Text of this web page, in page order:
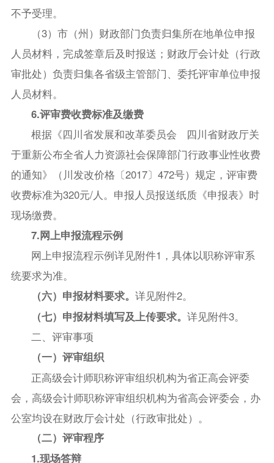
不予受理。
（3）市（州）财政部门负责归集所在地单位申报
人员材料，完成签章后及时报送；财政厅会计处（行政
审批处）负责归集各省级主管部门、委托评审单位申报
人员材料。
6.评审费收费标准及缴费
根据《四川省发展和改革委员会 四川省财政厅关
于重新公布全省人力资源社会保障部门行政事业性收费
的通知》（川发改价格〔2017〕472号）规定，评审费
收费标准为320元/人。申报人员报送纸质《申报表》时
现场缴费。
7.网上申报流程示例
网上申报流程示例详见附件1，具体以职称评审系
统要求为准。
（六）申报材料要求。详见附件2。
（七）申报材料填写及上传要求。详见附件3。
二、评审事项
（一）评审组织
正高级会计师职称评审组织机构为省正高会评委
会，高级会计师职称评审组织机构为省高会评委会，办
公室均设在财政厅会计处（行政审批处）。
（二）评审程序
1.现场答辩